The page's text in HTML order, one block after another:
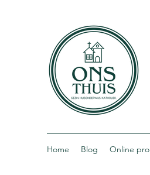
Home Blog Online